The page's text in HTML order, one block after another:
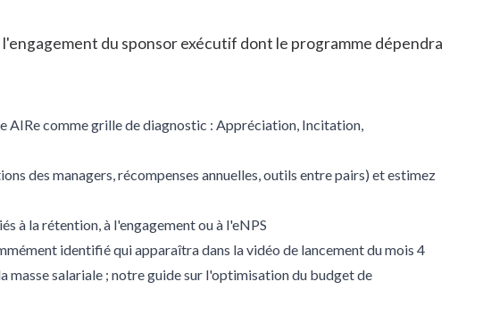
du sponsor exécutif dont le programme dépendra
AIRe comme grille de diagnostic : Appréciation, Incitation,
des managers, récompenses annuelles, outils entre pairs) et estimez
à la rétention, à l'engagement ou à l'eNPS
identifié qui apparaîtra dans la vidéo de lancement du mois 4
masse salariale ; notre guide sur l'optimisation du budget de